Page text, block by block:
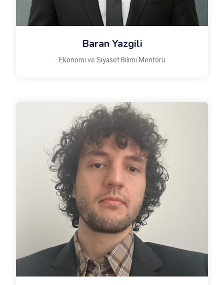
Baran Yazgili
Ekonomi ve Siyaset Bilimi Mentörü